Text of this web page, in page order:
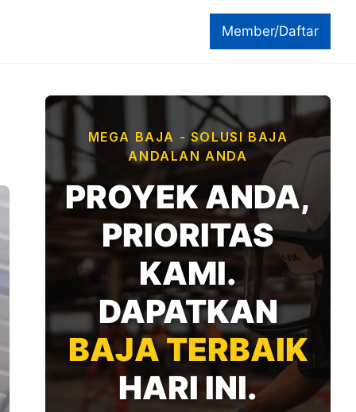
Member/Daftar
MEGA BAJA - SOLUSI BAJA
ANDALAN ANDA
PROYEK ANDA,
PRIORITAS
KAMI.
DAPATKAN
BAJA TERBAIK
HARI INI.